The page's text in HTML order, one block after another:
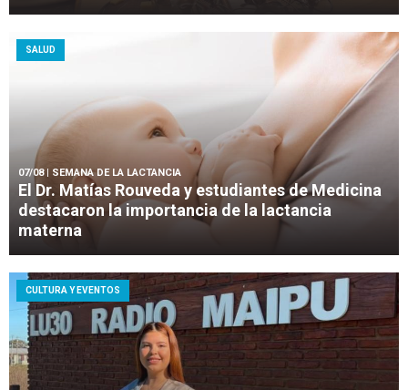
SALUD
07/08| SEMANA DE LA LACTANCIA
El Dr. Matías Rouveda y estudiantes de Medicina
destacaron la importancia de la lactancia
materna
CULTURA Y EVENTOS